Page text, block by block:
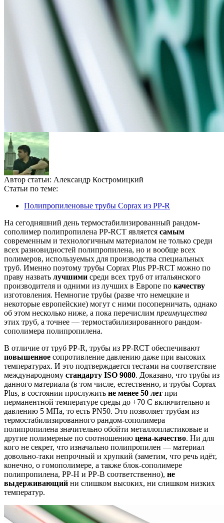
Автор статьи: Александр Костромицкий
Статьи по теме:
Полипропиленовые трубы Coprax из PP-R
На сегодняшний день термостабилизированный рандом-
сополимер полипропилена PP-RCT является самым
современным и технологичным материалом не только среди
всех разновидностей полипропилена, но и вообще всех
полимеров, используемых для производства специальных
труб. Именно поэтому трубы Coprax Plus PP-RCT можно по
праву назвать лучшими среди всех труб от итальянского
производителя и одними из лучших в Европе по качеству
изготовления. Немногие трубы (разве что немецкие и
некоторые европейские) могут с ними посоперничать, однако
об этом несколько ниже, а пока перечислим преимущества
этих труб, а точнее — термостабилизированного рандом-
сополимера полипропилена.
В отличие от труб PP-R, трубы из PP-RCT обеспечивают
повышенное сопротивление давлению даже при высоких
температурах. И это подтверждается тестами на соответствие
международному стандарту ISO 9080. Доказано, что трубы из
данного материала (в том числе, естественно, и трубы Coprax
Plus, в состоянии прослужить не менее 50 лет при
перманентной температуре среды до +70 C включительно и
давлению 5 МПа, то есть PN50. Это позволяет трубам из
термостабилизированного рандом-сополимера
полипропилена значительно обойти металлопластиковые и
другие полимерные по соотношению цена-качество. Ни для
кого не секрет, что изначально полипропилен — материал
довольно-таки непрочный и хрупкий (заметим, что речь идёт,
конечно, о гомополимере, а также блок-сополимере
полипропилена, PP-H и PP-B соответственно), не
выдерживающий ни слишком высоких, ни слишком низких
температур.